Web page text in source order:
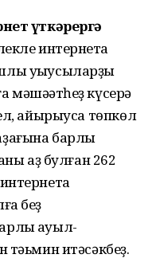
үткәрергә
интернетҡа
уҡыусыларҙы
күсерә
айырыуса төпкөл
барлыҡ
аҙ булған 262
беҙ
ауыл-
тәьмин итәсәкбеҙ.